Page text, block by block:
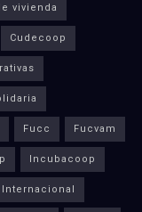
vivienda
Cudecoop
Fucc Fucvam
Incubacoop
Internacional